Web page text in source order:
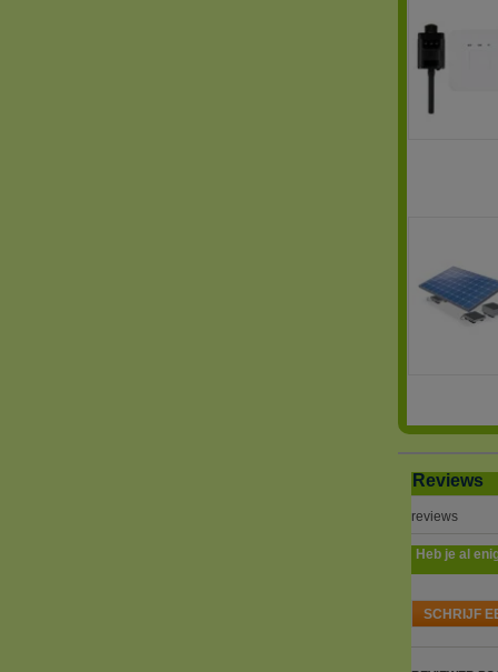
Reviews
reviews
Heb je al
SCHRIJF